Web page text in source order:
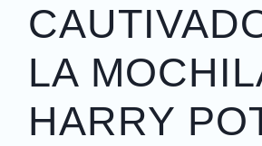
LA
HARRY